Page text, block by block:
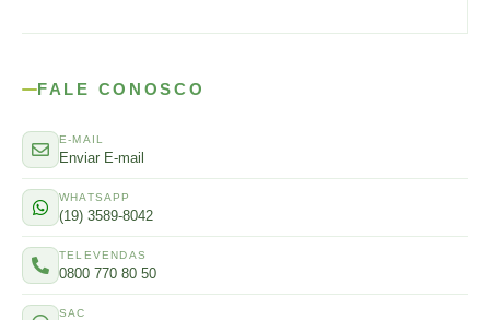
FALE CONOSCO
E-MAIL
Enviar E-mail
WHATSAPP
(19) 3589-8042
TELEVENDAS
0800 770 80 50
SAC